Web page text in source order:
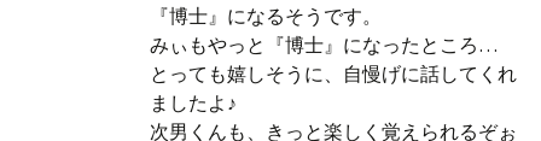
『博士』になるそうです。
みぃもやっと『博士』になったところ…
とっても嬉しそうに、自慢げに話してくれ
ましたよ♪
次男くんも、きっと楽しく覚えられるぞぉ